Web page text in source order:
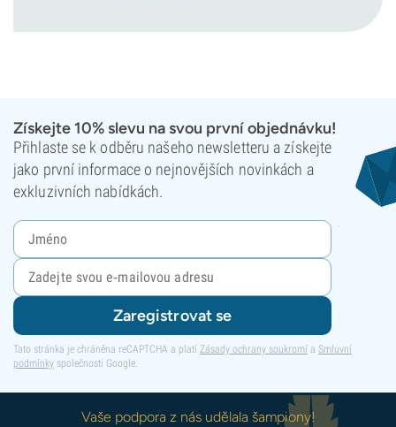
Získejte 10% slevu na svou první objednávku!
Přihlaste se k odběru našeho newsletteru a získejte
jako první informace o nejnovějších novinkách a
exkluzivních nabídkách.
Zaregistrovat se
Tato stránka je chráněna reCAPTCHA a platí Zásady ochrany soukromí a Smluvní
podmínky společnosti Google.
Vaše podpora z nás udělala šampiony!